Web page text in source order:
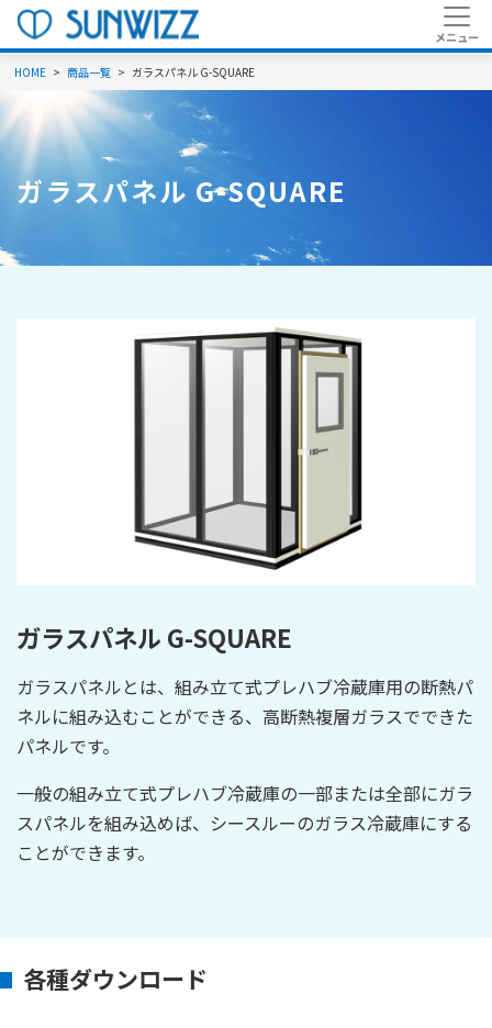
HOME 商品一覧 ガラスパネル G-SQUARE
ガラスパネル G-SQUARE
ガラスパネル G-SQUARE
ガラスパネルとは、組み立て式プレハブ冷蔵庫用の断熱パ
ネルに組み込むことができる、高断熱複層ガラスでできた
パネルです。
一般の組み立て式プレハブ冷蔵庫の一部または全部にガラ
スパネルを組み込めば、シースルーのガラス冷蔵庫にする
ことができます。
各種ダウンロード